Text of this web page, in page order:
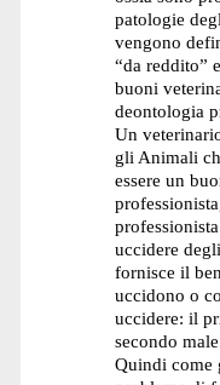
patologie
vengono
“da reddito”
buoni
deontologia
Un
gli Animali
essere un
uccidere
fornisce il
uccidono o
uccidere: il
secondo
Quindi come